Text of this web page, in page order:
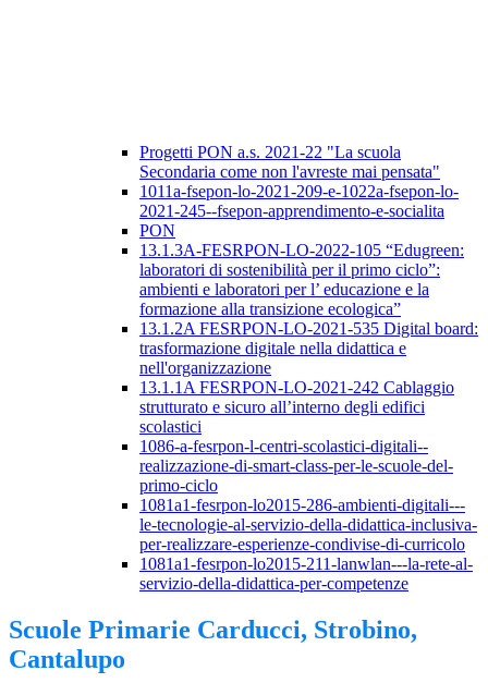
Progetti PON a.s. 2021-22 "La scuola
Secondaria come non l'avreste mai pensata"
1011a-fsepon-lo-2021-209-e-1022a-fsepon-lo-
2021-245--fsepon-apprendimento-e-socialita
PON
13.1.3A-FESRPON-LO-2022-105 “Edugreen:
laboratori di sostenibilità per il primo ciclo”:
ambienti e laboratori per l’ educazione e la
formazione alla transizione ecologica”
13.1.2A FESRPON-LO-2021-535 Digital board:
trasformazione digitale nella didattica e
nell'organizzazione
13.1.1A FESRPON-LO-2021-242 Cablaggio
strutturato e sicuro all’interno degli edifici
scolastici
1086-a-fesrpon-l-centri-scolastici-digitali--
realizzazione-di-smart-class-per-le-scuole-del-
primo-ciclo
1081a1-fesrpon-lo2015-286-ambienti-digitali---
le-tecnologie-al-servizio-della-didattica-inclusiva-
per-realizzare-esperienze-condivise-di-curricolo
1081a1-fesrpon-lo2015-211-lanwlan---la-rete-al-
servizio-della-didattica-per-competenze
Scuole Primarie Carducci, Strobino,
Cantalupo